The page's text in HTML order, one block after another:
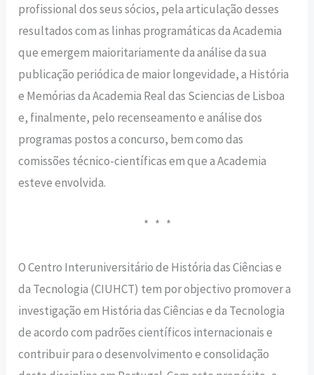
profissional dos seus sócios, pela articulação desses
resultados com as linhas programáticas da Academia
que emergem maioritariamente da análise da sua
publicação periódica de maior longevidade, a História
e Memórias da Academia Real das Sciencias de Lisboa
e, finalmente, pelo recenseamento e análise dos
programas postos a concurso, bem como das
comissões técnico-científicas em que a Academia
esteve envolvida.
* * *
O Centro Interuniversitário de História das Ciências e
da Tecnologia (CIUHCT) tem por objectivo promover a
investigação em História das Ciências e da Tecnologia
de acordo com padrões científicos internacionais e
contribuir para o desenvolvimento e consolidação